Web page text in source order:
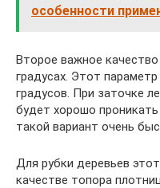
особенности
Второе важное
градусах. Этот
градусов. При заточке
будет хорошо
такой вариант очень
Для рубки деревьев
качестве топора